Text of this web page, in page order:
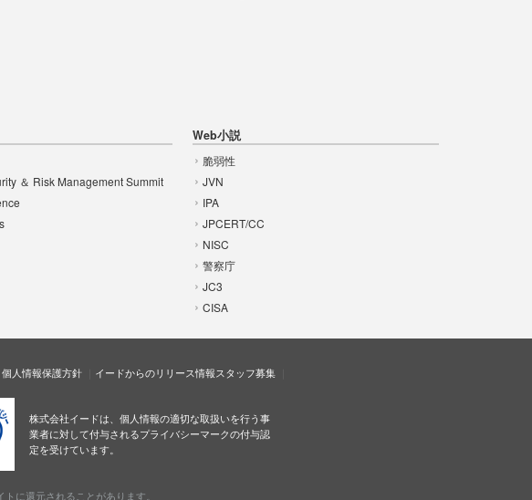
＆ Risk Management Summit
Web小説
脆弱性
JVN
IPA
JPCERT/CC
NISC
警察庁
JC3
CISA
個人情報保護方針 イードからのリリース情報スタッフ募集
株式会社イードは、個人情報の適切な取扱いを行う事
業者に対して付与されるプライバシーマークの付与認
定を受けています。
に還元されることがあります。